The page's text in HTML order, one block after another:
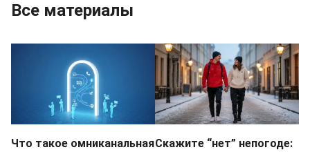
Все материалы
Что такое омниканальнаяСкажите “нет” непогоде: